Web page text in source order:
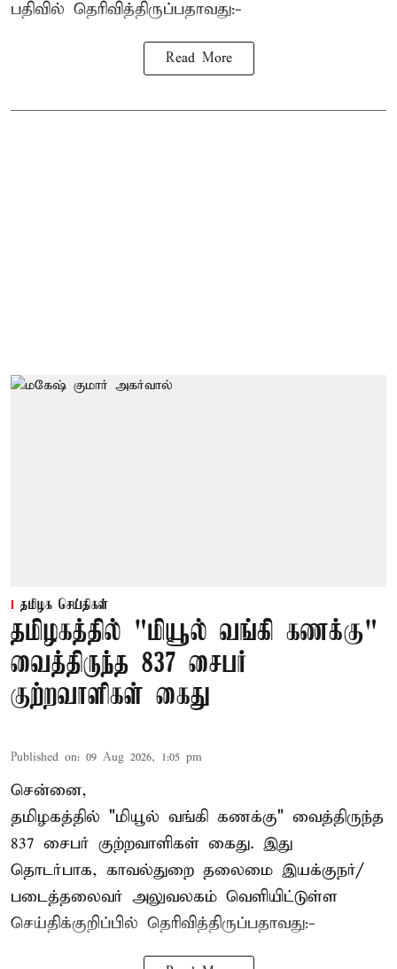
பதிவில் தெரிவித்திருப்பதாவது:-
Read More
தமிழக செய்திகள்
தமிழகத்தில் "மியூல் வங்கி கணக்கு"
வைத்திருந்த 837 சைபர்
குற்றவாளிகள் கைது
Published on: 09 Aug 2026, 1:05 pm
சென்னை,
தமிழகத்தில் "மியூல் வங்கி கணக்கு" வைத்திருந்த
837 சைபர் குற்றவாளிகள் கைது. இது
தொடர்பாக, காவல்துறை தலைமை இயக்குநர்/
படைத்தலைவர் அலுவலகம் வெளியிட்டுள்ள
செய்திக்குறிப்பில் தெரிவித்திருப்பதாவது:-